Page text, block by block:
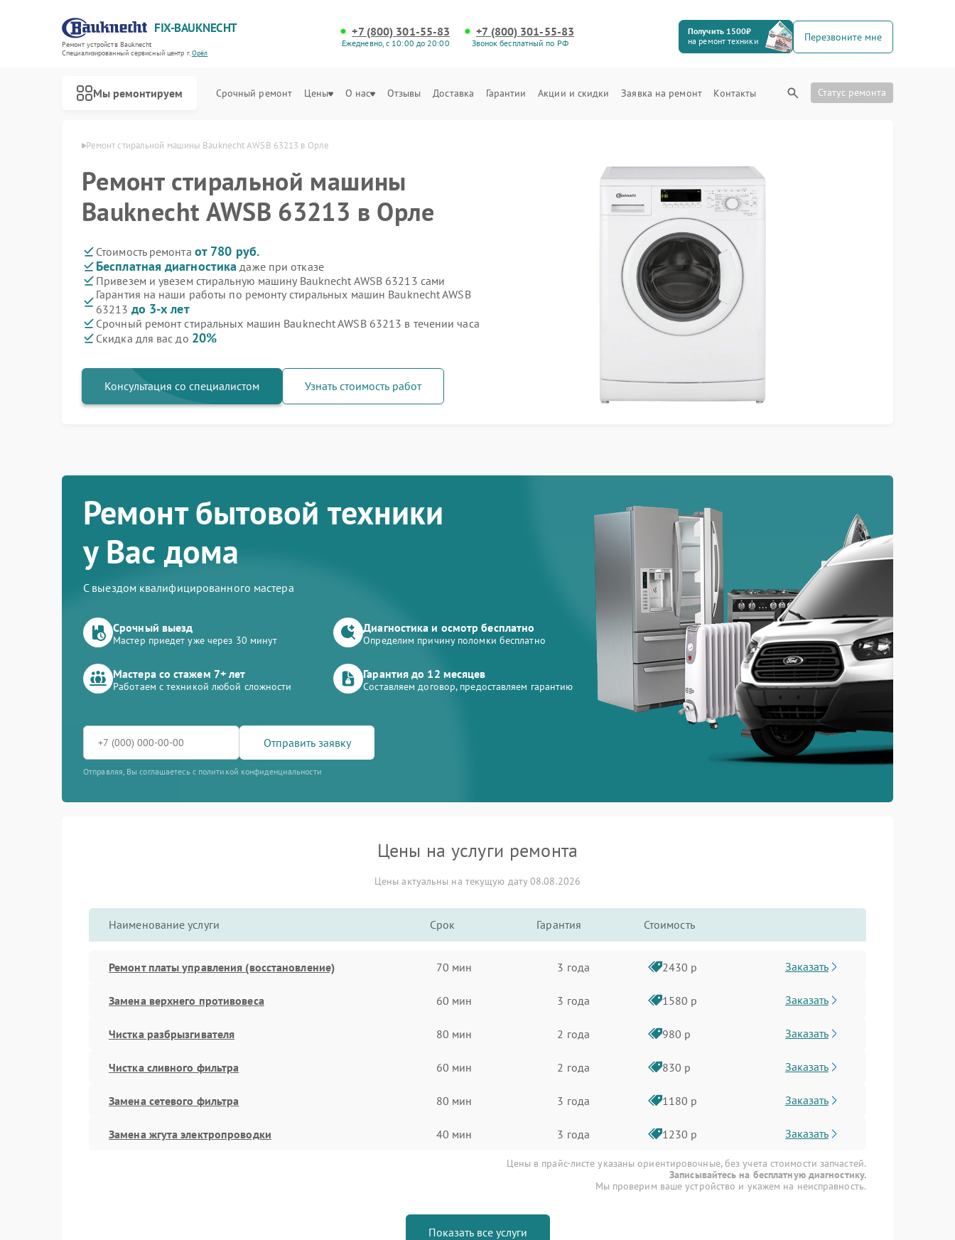
FIX-BAUKNECHT
Ремонт устройств Bauknecht
Специализированный cервисный центр г.Орёл
+7 (800) 301-55-83
Ежедневно, с 10:00 до 20:00
+7 (800) 301-55-83
Звонок бесплатный по РФ
Получить 1500₽
на ремонт техники
Перезвоните мне
Мы ремонтируем Срочный ремонт Цены О нас Отзывы Доставка Гарантии Акции и скидки Заявка на ремонт Контакты Статус ремонта
Ремонт стиральной машины Bauknecht AWSB 63213 в Орле
Ремонт стиральной машины
Bauknecht AWSB 63213 в Орле
Стоимость ремонта от 780 руб.
Бесплатная диагностика даже при отказе
Привезем и увезем стиральную машину Bauknecht AWSB 63213 сами
Гарантия на наши работы по ремонту стиральных машин Bauknecht AWSB
63213 до 3-х лет
Срочный ремонт стиральных машин Bauknecht AWSB 63213 в течении часа
Скидка для вас до 20%
Консультация со специалистом Узнать стоимость работ
Ремонт бытовой техники
у Вас дома
С выездом квалифицированного мастера
Срочный выезд
Мастер приедет уже через 30 минут
Диагностика и осмотр бесплатно
Определим причину поломки бесплатно
Мастера со стажем 7+ лет
Работаем с техникой любой сложности
Гарантия до 12 месяцев
Составляем договор, предоставляем гарантию
Отправить заявку
Отправляя, Вы соглашаетесь с политикой конфиденциальности
Цены на услуги ремонта
Цены актуальны на текущую дату 08.08.2026
Наименование услуги Срок Гарантия Стоимость
Ремонт платы управления (восстановление) 70 мин 3 года 2430 р Заказать
Замена верхнего противовеса 60 мин 3 года 1580 р Заказать
Чистка разбрызгивателя 80 мин 2 года 980 р Заказать
Чистка сливного фильтра 60 мин 2 года 830 р Заказать
Замена сетевого фильтра 80 мин 3 года 1180 р Заказать
Замена жгута электропроводки 40 мин 3 года 1230 р Заказать
Цены в прайс-листе указаны ориентировочные, без учета стоимости запчастей.
Записывайтесь на бесплатную диагностику.
Мы проверим ваше устройство и укажем на неисправность.
Показать все услуги